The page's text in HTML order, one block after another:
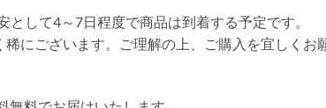
して4～7日程度で商品は到着する予定です。
にございます。ご理解の上、ご購入を宜しくお